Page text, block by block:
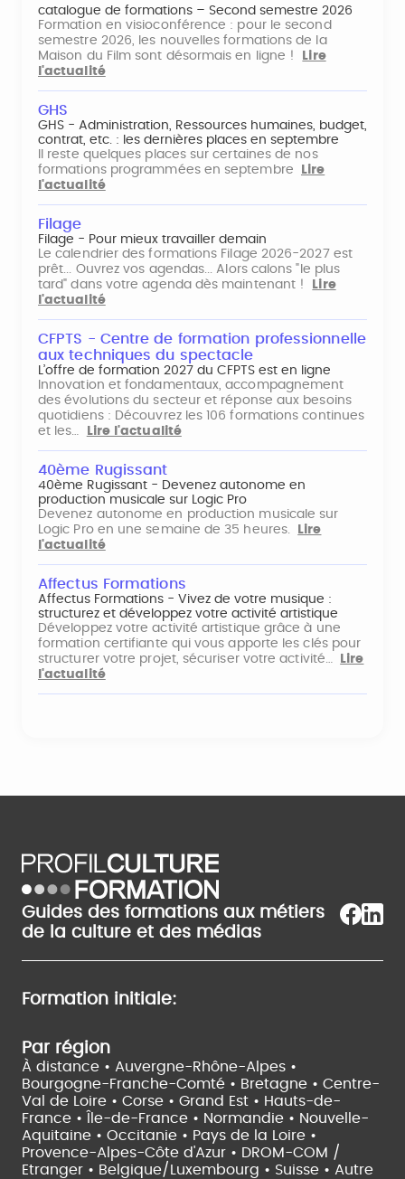
catalogue de formations – Second semestre 2026
Formation en visioconférence : pour le second
semestre 2026, les nouvelles formations de la
Maison du Film sont désormais en ligne !
Lire
l'actualité
GHS
GHS - Administration, Ressources humaines, budget,
contrat, etc. : les dernières places en septembre
Il reste quelques places sur certaines de nos
formations programmées en septembre
Lire
l'actualité
Filage
Filage - Pour mieux travailler demain
Le calendrier des formations Filage 2026-2027 est
prêt... Ouvrez vos agendas... Alors calons "le plus
tard" dans votre agenda dès maintenant !
Lire
l'actualité
CFPTS - Centre de formation professionnelle
aux techniques du spectacle
L’offre de formation 2027 du CFPTS est en ligne
Innovation et fondamentaux, accompagnement
des évolutions du secteur et réponse aux besoins
quotidiens : Découvrez les 106 formations continues
et les…
Lire l'actualité
40ème Rugissant
40ème Rugissant - Devenez autonome en
production musicale sur Logic Pro
Devenez autonome en production musicale sur
Logic Pro en une semaine de 35 heures.
Lire
l'actualité
Affectus Formations
Affectus Formations - Vivez de votre musique :
structurez et développez votre activité artistique
Développez votre activité artistique grâce à une
formation certifiante qui vous apporte les clés pour
structurer votre projet, sécuriser votre activité…
Lire
l'actualité
Guides des formations aux métiers
de la culture et des médias
Formation initiale:
Par région
À distance • Auvergne-Rhône-Alpes •
Bourgogne-Franche-Comté • Bretagne • Centre-
Val de Loire • Corse • Grand Est • Hauts-de-
France •
Île-de-France • Normandie • Nouvelle-
Aquitaine • Occitanie • Pays de la Loire •
Provence-Alpes-Côte d'Azur • DROM-COM /
Etranger • Belgique/Luxembourg • Suisse • Autre